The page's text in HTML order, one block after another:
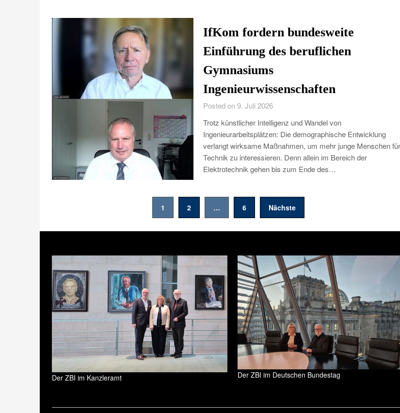
IfKom fordern bundesweite
Einführung des beruflichen
Gymnasiums
Ingenieurwissenschaften
Posted on 9. Juli 2026
Trotz künstlicher Intelligenz und Wandel von
Ingenieurarbeitsplätzen: Die demographische Entwicklung
verlangt wirksame Maßnahmen, um mehr junge Menschen für
Technik zu interessieren. Denn allein im Bereich der
Elektrotechnik gehen bis zum Ende des…
1 2 … 6 Nächste
Der ZBI im Kanzleramt Der ZBI im Deutschen Bundestag